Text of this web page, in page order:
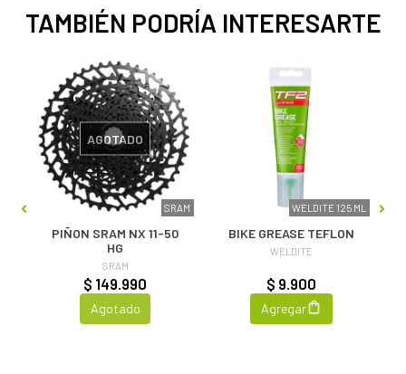
TAMBIÉN PODRÍA INTERESARTE
SRAM
AGOTADO
PIÑON SRAM NX 11-50
HG
SRAM
$ 149.990
Agotado
WELDITE 125 ML
BIKE GREASE TEFLON
WELDITE
$ 9.900
Agregar